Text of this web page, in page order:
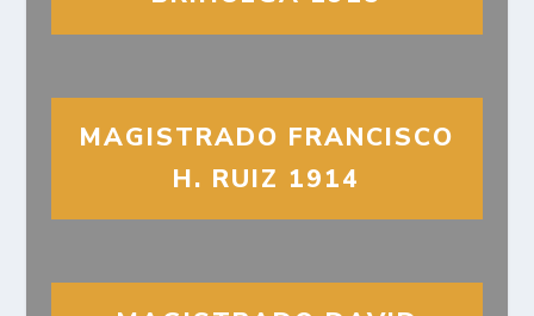
MAGISTRADO FRANCISCO
H. RUIZ 1914